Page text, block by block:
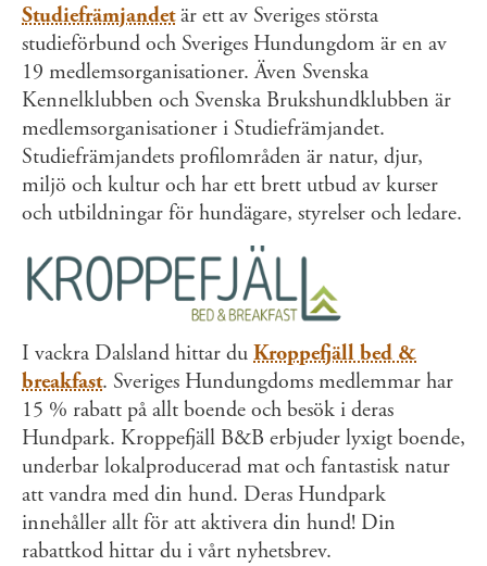
Studiefrämjandetär ett av Sveriges största
studieförbund och Sveriges Hundungdom är en av
19 medlemsorganisationer. Även Svenska
Kennelklubben och Svenska Brukshundklubben är
medlemsorganisationer i Studiefrämjandet.
Studiefrämjandets profilområden är natur, djur,
miljö och kultur och har ett brett utbud av kurser
och utbildningar för hundägare, styrelser och ledare.
I vackra Dalsland hittar du Kroppefjäll bed &
breakfast. Sveriges Hundungdoms medlemmar har
15 % rabatt på allt boende och besök i deras
Hundpark. Kroppefjäll B&B erbjuder lyxigt boende,
underbar lokalproducerad mat och fantastisk natur
att vandra med din hund. Deras Hundpark
innehåller allt för att aktivera din hund! Din
rabattkod hittar du i vårt nyhetsbrev.